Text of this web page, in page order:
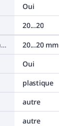
Oui
20...20
Pour diamètre de tube nominal
20...20 mm
Oui
plastique
autre
autre